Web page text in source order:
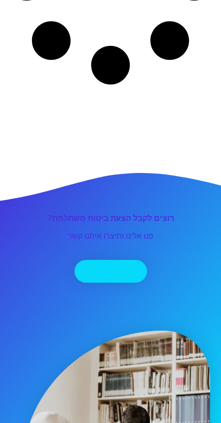
רוצים לקבל הצעת ביטוח משתלמת?
פנו אלינו ותיצרו איתנו קשר